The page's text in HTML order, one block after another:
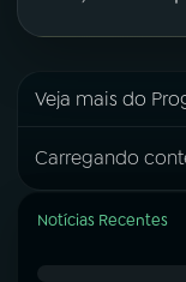
Veja mais do
Carregando
Notícias Recentes